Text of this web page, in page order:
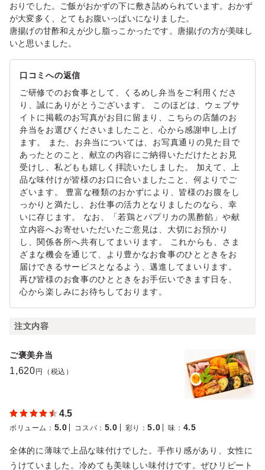
おりでした。ご飯がおかずの下に敷き詰められています。おかず
が大変多く、とてもお腹いっぱいになりました。
唐揚げの甘酢和えが少し脂っこかったです。唐揚げの方が美味し
いと思いました。
口コミへの返信
ご研修でのお食事として、くるめし弁当をご利用くださ
り、誠にありがとうございます。 このほどは、ウェブサ
イトに掲載のお写真がお目に留まり、こちらの店舗のお
弁当をお選びくださいましたこと、心から感謝申し上げ
ます。 また、お弁当については、お写真通りの見た目で
あったとのこと、献立の内容にご納得いただけたとお見
受けし、私どもも嬉しく拝読いたしました。 加えて、上
品な味付けが皆様のお口に合いましたこと、何よりでご
ざいます。 豊富な種類のおかずにより、皆様のお腹をし
っかりと満たし、お仕事の活力となりましたのなら、幸
いに存じます。 なお、「若鶏とパプリカの黒酢餡」や献
立内容へお寄せいただいたご意見は、大切にお預かり
し、関係各所へ共有してまいります。 これからも、さま
ざまな機会を通じて、より豊かなお食事のひとときをお
届けできるサービスとなるよう、邁進してまいります。
再び皆様のお食事のひとときをお手伝いできます日を、
心から楽しみにお待ちしております。
注文内容
ご褒美弁当
1,620 円（税込）
4.5
ボリューム ： 5.0 コスパ ： 5.0 彩り ：5.0 味 ： 4.5
全体的に薄味で上品な味付けでした。手作り感があり、女性に
うけていました。冷めても美味しい味付けです。ぜひリピート